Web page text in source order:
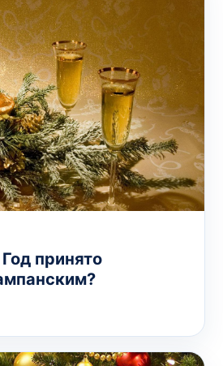
принято